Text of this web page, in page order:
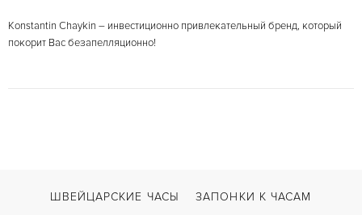
Konstantin Chaykin – инвестиционно привлекательный бренд, который
покорит Вас безапелляционно!
ШВЕЙЦАРСКИЕ ЧАСЫ
ЗАПОНКИ К ЧАСАМ